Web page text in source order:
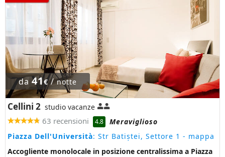
da 41€/notte
Cellini 2 studio vacanze
63 recensioni 4.8
Meraviglioso
Piazza Dell'Università: Str Batiștei, Settore 1 - mappa
Accogliente monolocale in posizione centralissima a Piazza